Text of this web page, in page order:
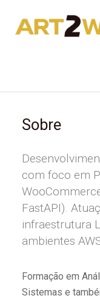
Sobre
com foco em
FastAPI).
infraestrutura
ambientes
Formação em
Sistemas e